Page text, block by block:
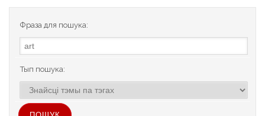
Фраза для пошука:
Тып пошука: